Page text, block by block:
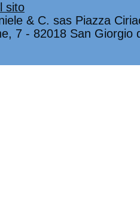
sito
& C. sas Piazza
7 - 82018 San Giorgio